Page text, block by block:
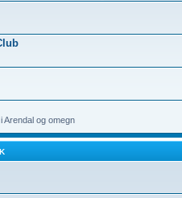
Arendal og omegn